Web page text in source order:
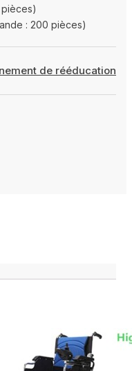
: 200 pièces)
de rééducation